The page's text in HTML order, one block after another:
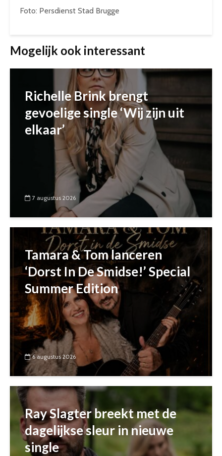
Foto: Persdienst Stad Brugge
Mogelijk ook interessant
Richelle Brink brengt
gevoelige single ‘Wij zijn uit
elkaar’
7 augustus 2026
Tamara & Tom lanceren
‘Dorst In De Smidse!’ Special
Summer Edition
6 augustus 2026
Ray Slagter breekt met de
dagelijkse sleur in nieuwe
single